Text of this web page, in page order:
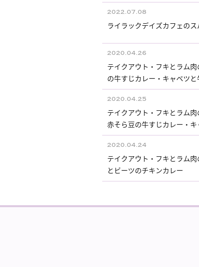
2022.07.08
ライラックデイズカフェの
2020.04.26
テイクアウト・フキとラム
の牛すじカレー・キャベツ
2020.04.25
テイクアウト・フキとラム
赤そら豆の牛すじカレー・
2020.04.24
テイクアウト・フキとラム
とビーツのチキンカレー